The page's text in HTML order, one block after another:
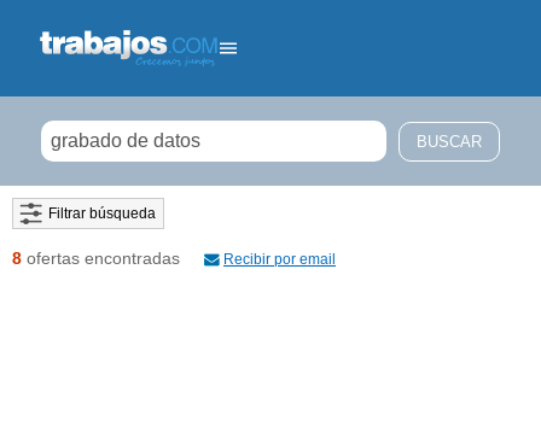
Filtrar búsqueda
8 ofertas encontradas Recibir por email